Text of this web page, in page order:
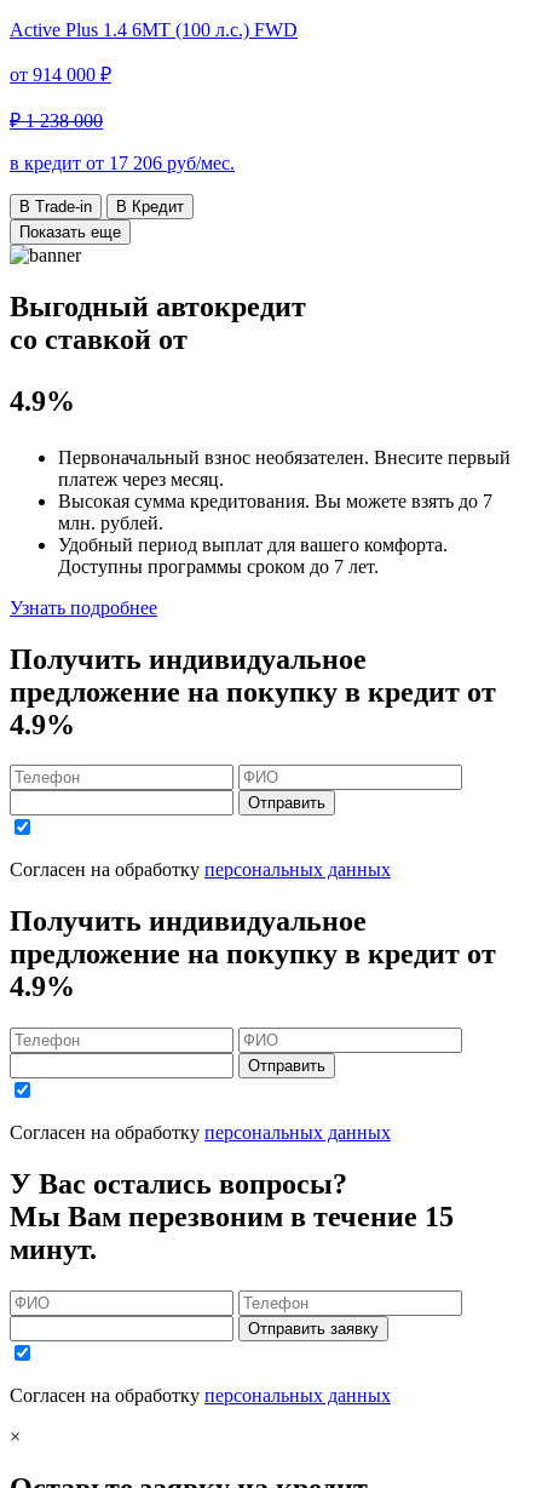
Active Plus 1.4 6MT (100 л.с.) FWD
от 914 000 ₽
₽ 1 238 000
в кредит от 17 206 руб/мес.
В Trade-in
В Кредит
Показать еще
Выгодный автокредит
со ставкой от
4.9%
Первоначальный взнос необязателен. Внесите первый
платеж через месяц.
Высокая сумма кредитования. Вы можете взять до 7
млн. рублей.
Удобный период выплат для вашего комфорта.
Доступны программы сроком до 7 лет.
Узнать подробнее
Получить индивидуальное
предложение на покупку в кредит от
4.9%
Отправить
Согласен на обработку персональных данных
Получить индивидуальное
предложение на покупку в кредит от
4.9%
Отправить
Согласен на обработку персональных данных
У Вас остались вопросы?
Мы Вам перезвоним в течение 15
минут.
Отправить заявку
Согласен на обработку персональных данных
×